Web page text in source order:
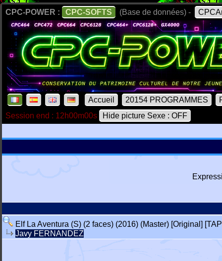
CPC-POWER : CPC-SOFTS (Base de données) -
Accueil 20154 PROGRAMMES
Session end : 12h00m00s
Hide picture Sexe : OFF
Elf La Aventura (S) (2 faces) (2016) (Master) [Original]
Javy FERNANDEZ